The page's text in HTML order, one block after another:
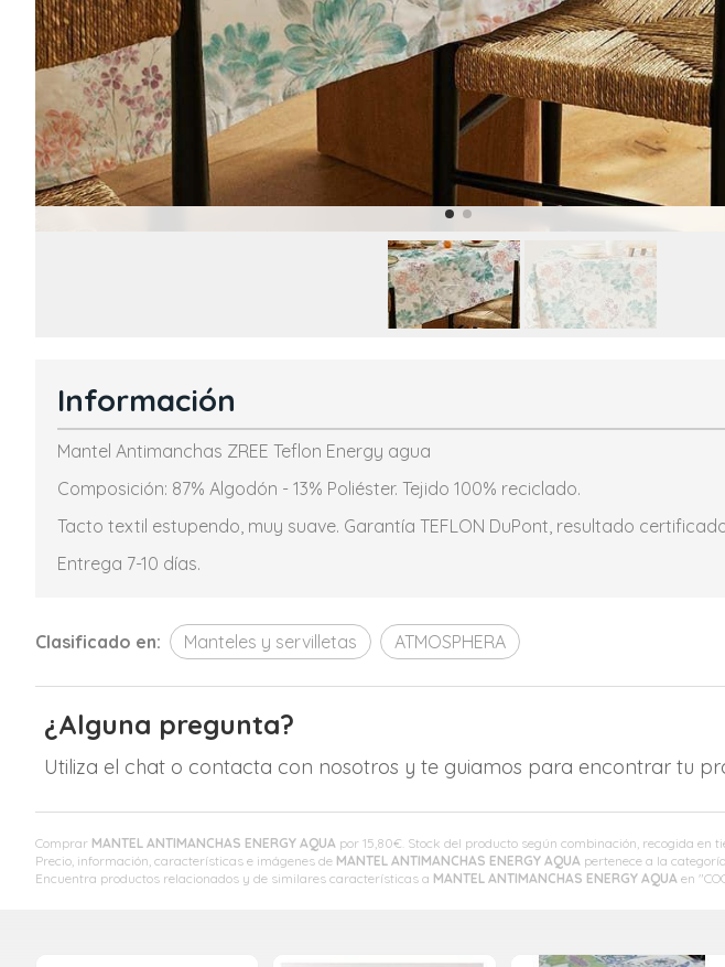
Comprar MANTEL ANTIMANCHAS ENERGY AQUA por 15,80€ . Stock del producto según combinación, recogida en
Precio, información, características e imágenes de MANTEL ANTIMANCHAS ENERGY AQUA pertenece a la categoría
Encuentra productos relacionados y de similares características a MANTEL ANTIMANCHAS ENERGY AQUA en
Información
Mantel Antimanchas ZREE Teflon Energy agua
Composición: 87% Algodón - 13% Poliéster. Tejido 100% reciclado.
Tacto textil estupendo, muy suave. Garantía TEFLON DuPont, resultado
Entrega 7-10 días.
Clasificado en: Manteles y servilletas ATMOSPHERA
¿Alguna pregunta?
Utiliza el chat o contacta con nosotros y te guiamos para encontrar tu